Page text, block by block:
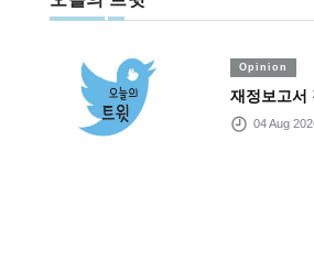
Opinion
재정보고서
04 Aug